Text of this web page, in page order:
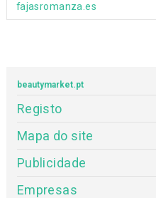
fajasromanza.es
beautymarket.pt
Registo
Mapa do site
Publicidade
Empresas